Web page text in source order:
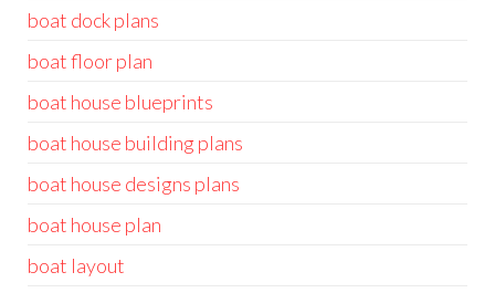
boat dock plans
boat floor plan
boat house blueprints
boat house building plans
boat house designs plans
boat house plan
boat layout